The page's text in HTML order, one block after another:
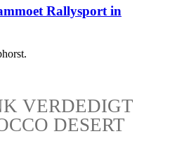
Rallysport in
VERDEDIGT
DESERT